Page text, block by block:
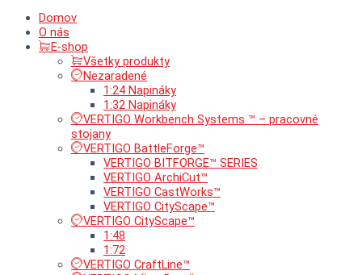
Domov
O nás
E-shop
Všetky produkty
Nezaradené
1:24 Napináky
1:32 Napináky
VERTIGO Workbench Systems ™ – pracovné
stojany
VERTIGO BattleForge™
VERTIGO BITFORGE™ SERIES
VERTIGO ArchiCut™
VERTIGO CastWorks™
VERTIGO CityScape™
VERTIGO CityScape™
1:48
1:72
VERTIGO CraftLine™